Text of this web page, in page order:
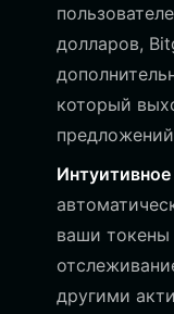
долларов,
который
ваши токены
другими